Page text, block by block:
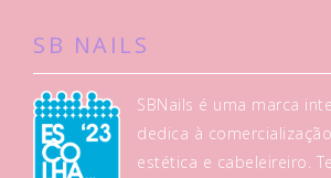
SB NAILS
SBNails é uma marca
dedica à
estética e cabeleireiro.